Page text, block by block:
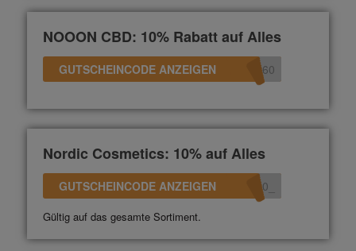
NOOON CBD: 10% Rabatt auf Alles
GUTSCHEINCODE ANZEIGEN 360
Nordic Cosmetics: 10% auf Alles
GUTSCHEINCODE ANZEIGEN
Gültig auf das gesamte Sortiment.